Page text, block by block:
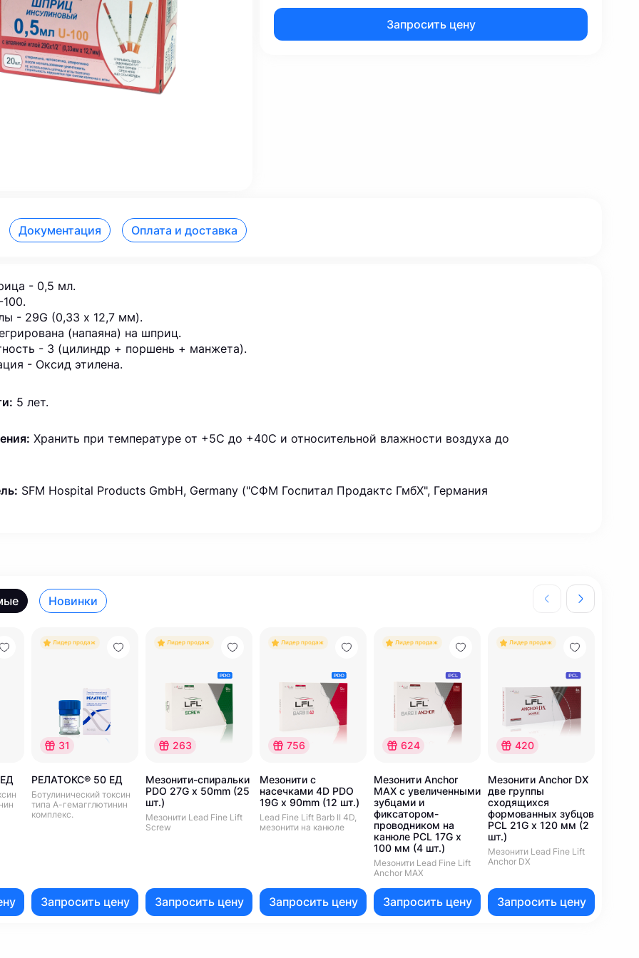
Запросить цену
Документация Оплата и доставка
- 0,5 мл.
- 29G (0,33 х 12,7 мм).
(напаяна) на шприц.
- 3 (цилиндр + поршень + манжета).
- Оксид этилена.
5 лет.
Хранить при температуре от +5С до +40С и относительной влажности воздуха до
SFM Hospital Products GmbH, Germany ("СФМ Госпитал Продактс ГмбХ", Германия
Новинки
Лидер продаж
31
РЕЛАТОКС® 50 ЕД
Ботулинический токсин
типа А-гемагглютинин
комплекс.
Запросить цену
Лидер продаж
263
Мезонити-спиральки
PDO 27G x 50mm (25
шт.)
Мезонити Lead Fine Lift
Screw
Запросить цену
Лидер продаж
756
Мезонити с
насечками 4D PDO
19G x 90mm (12 шт.)
Lead Fine Lift Barb II 4D,
мезонити на канюле
Запросить цену
Лидер продаж
624
Мезонити Anchor
MAX с увеличенными
зубцами и
фиксатором-
проводником на
канюле PCL 17G x
100 мм (4 шт.)
Мезонити Lead Fine Lift
Anchor MAX
Запросить цену
Лидер продаж
420
Мезонити Anchor DX
две группы
сходящихся
формованных зубцов
PCL 21G x 120 мм (2
шт.)
Мезонити Lead Fine Lift
Anchor DX
Запросить цену